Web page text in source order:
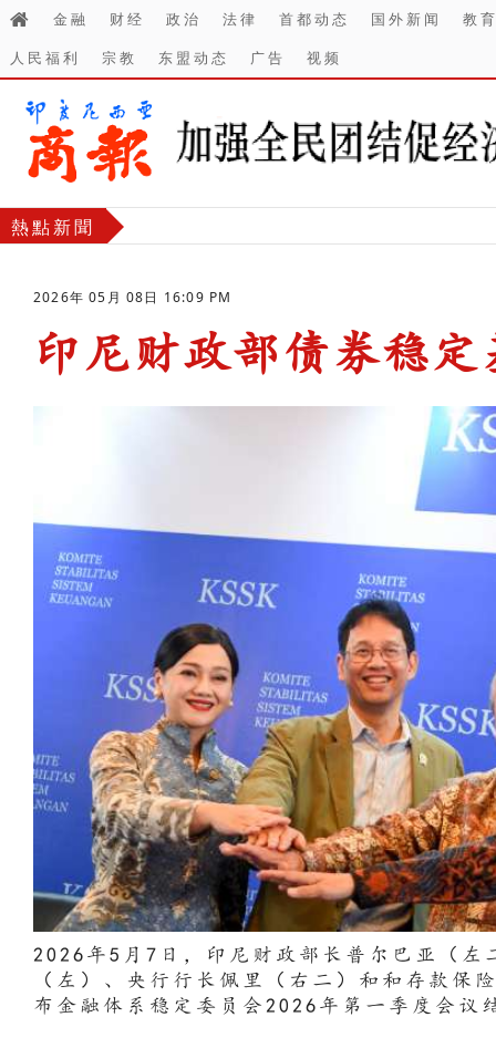
金融 财经 政治 法律 首都动态 国外新闻
教
人民福利
宗教 东盟动态 广告 视频
熱點新聞
2026年 05月 08日 16:09 PM
印尼财政部债券稳
2026年5月7日，印尼财政部长普尔巴亚（
（左）、央行行长佩里（右二）和和存款保
布金融体系稳定委员会2026年第一季度会议